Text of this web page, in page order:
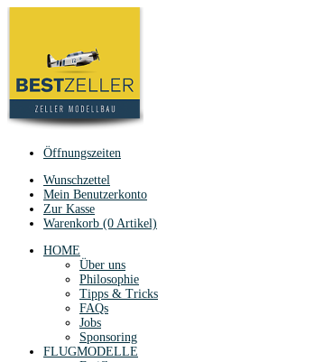
Öffnungszeiten
Wunschzettel
Mein Benutzerkonto
Zur Kasse
Warenkorb (0 Artikel)
HOME
Über uns
Philosophie
Tipps & Tricks
FAQs
Jobs
Sponsoring
FLUGMODELLE